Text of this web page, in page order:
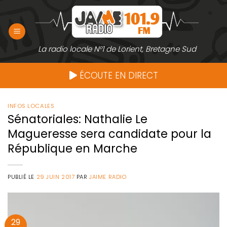
contenu
La radio locale N°1 de Lorient, Bretagne Sud
ÉCOUTE EN DIRECT
INFOS LOCALES
Sénatoriales: Nathalie Le
Magueresse sera candidate pour la
République en Marche
PUBLIÉ LE 29 JUIN 2017 PARJAIME RADIO
29